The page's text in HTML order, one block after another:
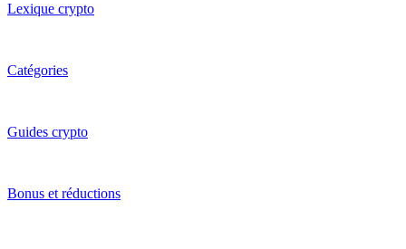
Lexique crypto
Catégories
Guides crypto
Bonus et réductions